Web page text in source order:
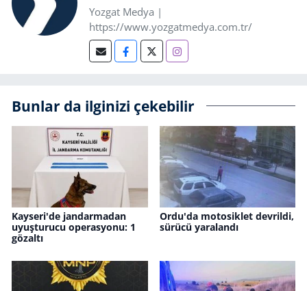
Yozgat Medya |
https://www.yozgatmedya.com.tr/
Bunlar da ilginizi çekebilir
Kayseri'de jandarmadan
uyuşturucu operasyonu: 1
gözaltı
Ordu'da motosiklet devrildi,
sürücü yaralandı